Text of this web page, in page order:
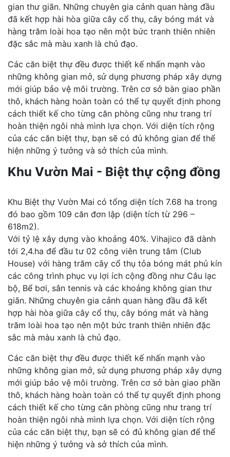
gian thư giãn. Những chuyên gia cảnh quan hàng đầu
đã kết hợp hài hòa giữa cây cổ thụ, cây bóng mát và
hàng trăm loài hoa tạo nên một bức tranh thiên nhiên
đặc sắc mà màu xanh là chủ đạo.
Các căn biệt thự đều được thiết kế nhấn mạnh vào
những không gian mở, sử dụng phương pháp xây dựng
mới giúp bảo vệ môi trường. Trên cơ sở bàn giao phần
thô, khách hàng hoàn toàn có thể tự quyết định phong
cách thiết kế cho từng căn phòng cũng như trang trí
hoàn thiện ngôi nhà mình lựa chọn. Với diện tích rộng
của các căn biệt thự, bạn sẽ có đủ không gian để thể
hiện những ý tưởng và sở thích của mình.
Khu Vườn Mai - Biệt thự cộng đồng
Khu Biệt thự Vườn Mai có tổng diện tích 7.68 ha trong
đó bao gồm 109 căn đơn lập (diện tích từ 296 –
618m2).
Với tỷ lệ xây dựng vào khoảng 40%. Vihajico đã dành
tới 2,4.ha để đầu tư 02 công viên trung tâm (Club
House) với hàng trăm cây cổ thụ tỏa bóng mát phủ kín
các công trình phục vụ lợi ích cộng đồng như Câu lạc
bộ, Bể bơi, sân tennis và các khoảng không gian thư
giãn. Những chuyên gia cảnh quan hàng đầu đã kết
hợp hài hòa giữa cây cổ thụ, cây bóng mát và hàng
trăm loài hoa tạo nên một bức tranh thiên nhiên đặc
sắc mà màu xanh là chủ đạo.
Các căn biệt thự đều được thiết kế nhấn mạnh vào
những không gian mở, sử dụng phương pháp xây dựng
mới giúp bảo vệ môi trường. Trên cơ sở bàn giao phần
thô, khách hàng hoàn toàn có thể tự quyết định phong
cách thiết kế cho từng căn phòng cũng như trang trí
hoàn thiện ngôi nhà mình lựa chọn. Với diện tích rộng
của các căn biệt thự, bạn sẽ có đủ không gian để thể
hiện những ý tưởng và sở thích của mình.